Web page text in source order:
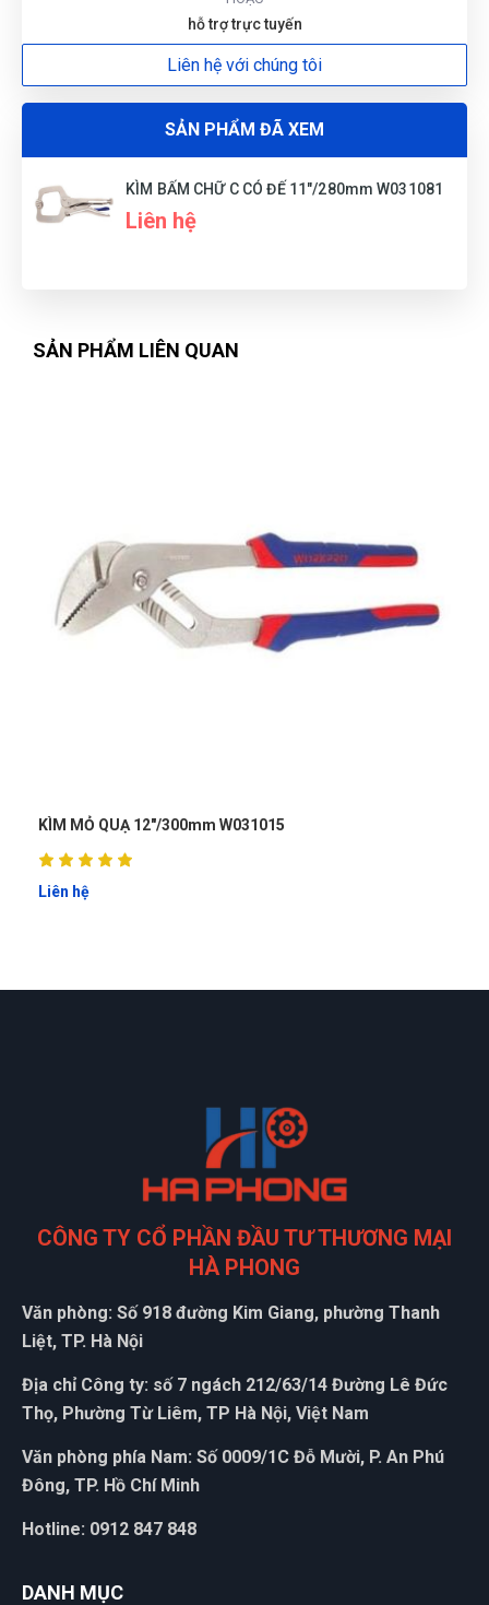
hỗ trợ trực tuyến
Liên hệ với chúng tôi
SẢN PHẨM ĐÃ XEM
KÌM BẤM CHỮ C CÓ ĐẾ 11"/280mm W031081
Liên hệ
SẢN PHẨM LIÊN QUAN
KÌM MỎ QUẠ 12"/300mm W031015
Liên hệ
CÔNG TY CỔ PHẦN ĐẦU TƯ THƯƠNG MẠI
HÀ PHONG
Văn phòng: Số 918 đường Kim Giang, phường Thanh
Liệt, TP. Hà Nội
Địa chỉ Công ty: số 7 ngách 212/63/14 Đường Lê Đức
Thọ, Phường Từ Liêm, TP Hà Nội, Việt Nam
Văn phòng phía Nam: Số 0009/1C Đỗ Mười, P. An Phú
Đông, TP. Hồ Chí Minh
Hotline: 0912 847 848
DANH MỤC